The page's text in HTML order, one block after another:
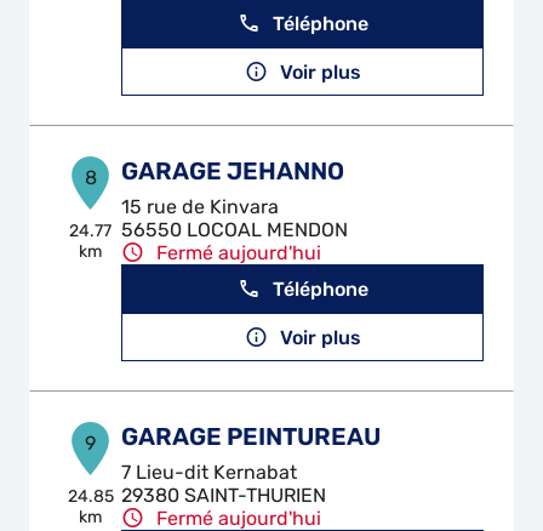
Téléphone
Voir plus
8
24.77
km
GARAGE JEHANNO
15 rue de Kinvara
56550 LOCOAL MENDON
Fermé aujourd'hui
Téléphone
Voir plus
9
24.85
km
GARAGE PEINTUREAU
7 Lieu-dit Kernabat
29380 SAINT-THURIEN
Fermé aujourd'hui